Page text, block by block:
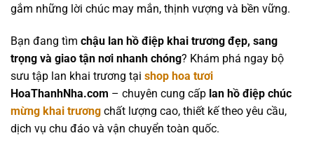
gắm những lời chúc may mắn, thịnh vượng và bền vững.
Bạn đang tìm chậu lan hồ điệp khai trương đẹp, sang
trọng và giao tận nơi nhanh chóng? Khám phá ngay bộ
sưu tập lan khai trương tại shop hoa tươi
HoaThanhNha.com – chuyên cung cấp lan hồ điệp chúc
mừng khai trương chất lượng cao, thiết kế theo yêu cầu,
dịch vụ chu đáo và vận chuyển toàn quốc.